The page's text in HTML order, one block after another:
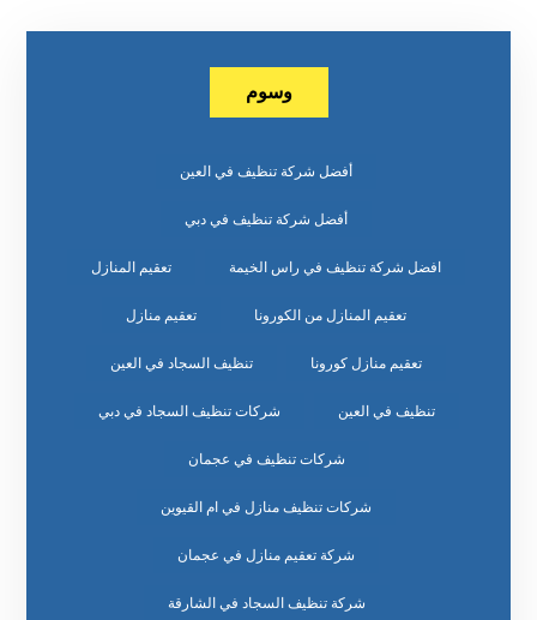
وسوم
أفضل شركة تنظيف في العين
أفضل شركة تنظيف في دبي
افضل شركة تنظيف في راس الخيمة تعقيم المنازل
تعقيم المنازل من الكورونا تعقيم منازل
تعقيم منازل كورونا تنظيف السجاد في العين
تنظيف في العين شركات تنظيف السجاد في دبي
شركات تنظيف في عجمان
شركات تنظيف منازل في ام القيوين
شركة تعقيم منازل في عجمان
شركة تنظيف السجاد في الشارقة